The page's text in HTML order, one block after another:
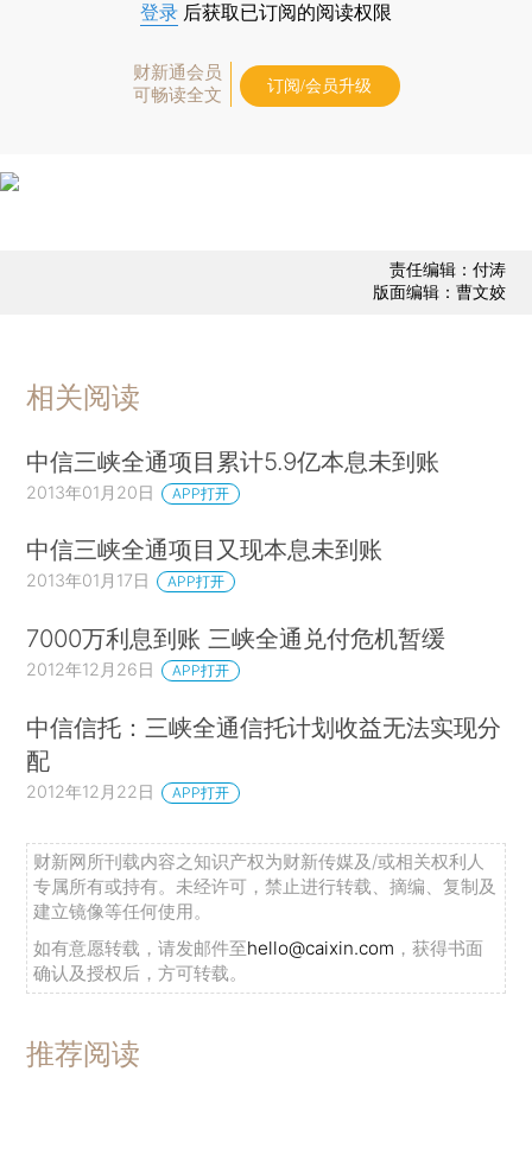
登录 后获取已订阅的阅读权限
财新通会员
可畅读全文
订阅/会员升级
责任编辑：付涛
版面编辑：曹文姣
相关阅读
中信三峡全通项目累计5.9亿本息未到账
2013年01月20日 APP打开
中信三峡全通项目又现本息未到账
2013年01月17日 APP打开
7000万利息到账 三峡全通兑付危机暂缓
2012年12月26日 APP打开
中信信托：三峡全通信托计划收益无法实现分
配
2012年12月22日 APP打开
财新网所刊载内容之知识产权为财新传媒及/或相关权利人
专属所有或持有。未经许可，禁止进行转载、摘编、复制及
建立镜像等任何使用。
如有意愿转载，请发邮件至hello@caixin.com ，获得书面
确认及授权后，方可转载。
推荐阅读